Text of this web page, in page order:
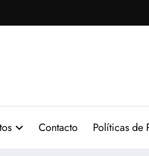
Contacto Políticas de